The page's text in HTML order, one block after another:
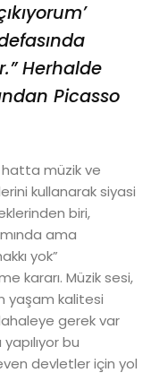
Herhalde
Picasso
hatta müzik ve
kullanarak siyasi
biri,
ama
yok”
kararı. Müzik sesi,
yaşam kalitesi
gerek var
bu
devletler için yol